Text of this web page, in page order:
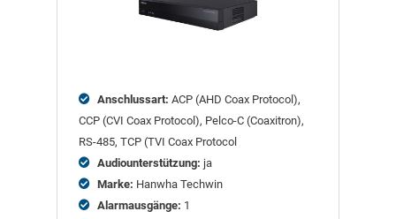
Anschlussart: ACP (AHD Coax Protocol),
CCP (CVI Coax Protocol), Pelco-C (Coaxitron),
RS-485, TCP (TVI Coax Protocol
Audiounterstützung: ja
Marke: Hanwha Techwin
Alarmausgänge: 1